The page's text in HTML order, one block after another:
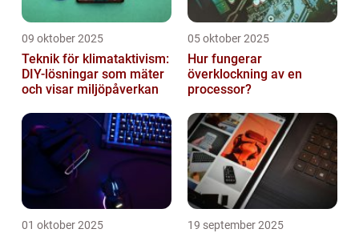
09 oktober 2025
Teknik för klimataktivism:
DIY-lösningar som mäter
och visar miljöpåverkan
05 oktober 2025
Hur fungerar
överklockning av en
processor?
01 oktober 2025 19 september 2025